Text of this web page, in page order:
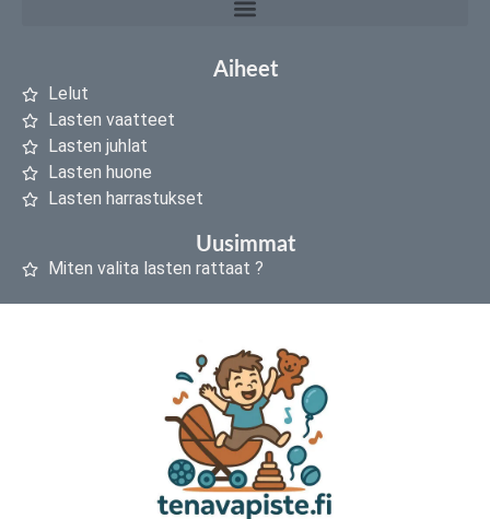
Aiheet
Lelut
Lasten vaatteet
Lasten juhlat
Lasten huone
Lasten harrastukset
Uusimmat
Miten valita lasten rattaat ?